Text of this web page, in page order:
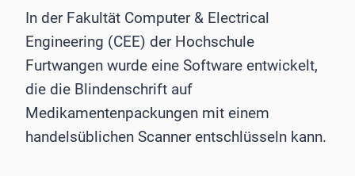
In der Fakultät Computer & Electrical
Engineering (CEE) der Hochschule
Furtwangen wurde eine Software entwickelt,
die die Blindenschrift auf
Medikamentenpackungen mit einem
handelsüblichen Scanner entschlüsseln kann.